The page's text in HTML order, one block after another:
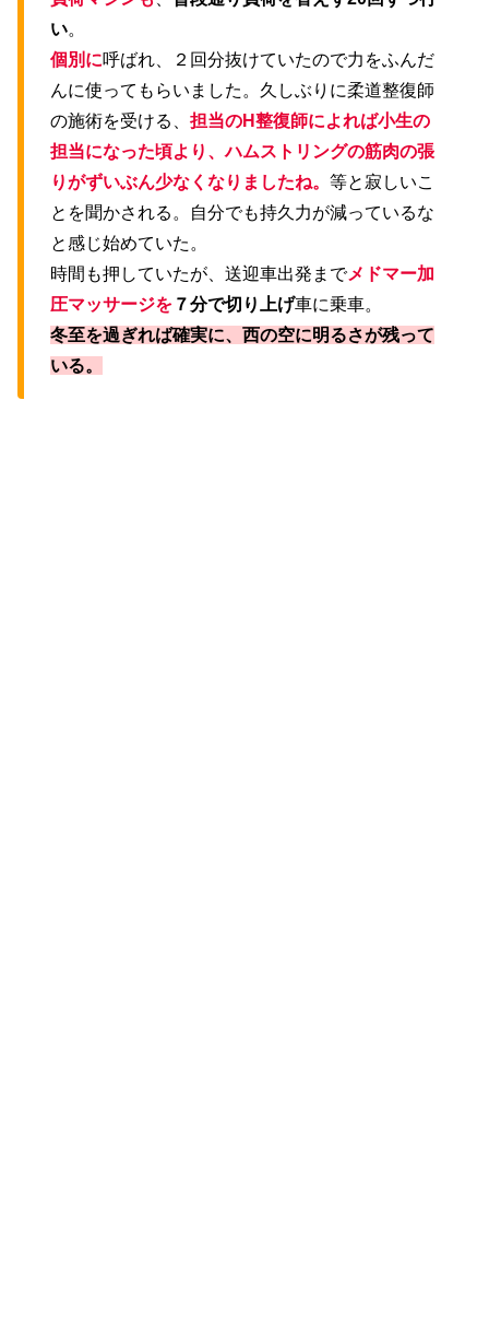
い。
個別に呼ばれ、２回分抜けていたので力をふんだ
んに使ってもらいました。久しぶりに柔道整復師
の施術を受ける、 担当のH整復師によれば小生の
担当になった頃より、ハムストリングの筋肉の張
りがずいぶん少なくなりましたね。 等と寂しいこ
とを聞かされる。自分でも持久力が減っているな
と感じ始めていた。
時間も押していたが、送迎車出発までメドマー加
圧マッサージを ７分で切り上げ車に乗車。
冬至を過ぎれば確実に、西の空に明るさが残って
いる。